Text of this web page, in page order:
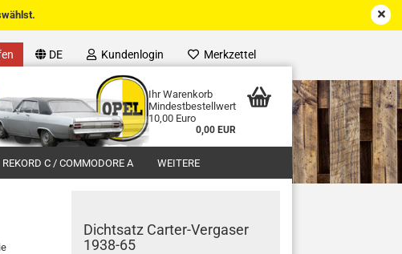
DE Kundenlogin Merkzettel
Ihr Warenkorb
Mindestbestellwert
10,00 Euro
0,00 EUR
REKORD C / COMMODORE A WEITERE
Dichtsatz Carter-Vergaser
1938-65